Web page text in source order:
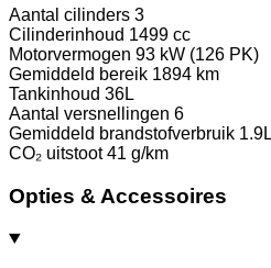
Aantal cilinders 3
Cilinderinhoud 1499 cc
Motorvermogen 93 kW (126 PK)
Gemiddeld bereik 1894 km
Tankinhoud 36L
Aantal versnellingen 6
Gemiddeld brandstofverbruik
CO₂ uitstoot 41 g/km
Opties & Accessoires